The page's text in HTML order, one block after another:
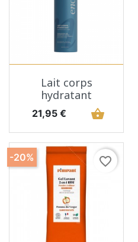
Lait corps
hydratant
Prix
21,95 € shopping_basket
favorite_border
-20%